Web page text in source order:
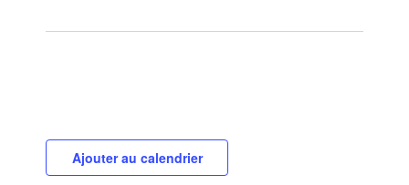
Ajouter au calendrier